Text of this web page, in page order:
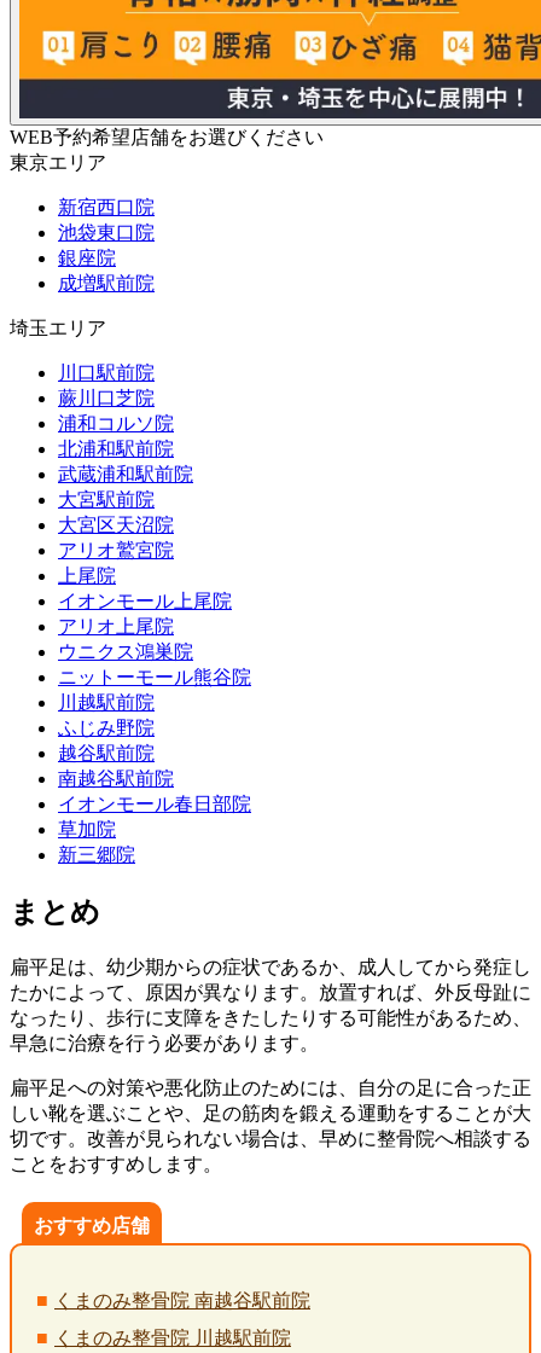
WEB予約希望店舗をお選びください
東京エリア
新宿西口院
池袋東口院
銀座院
成増駅前院
埼玉エリア
川口駅前院
蕨川口芝院
浦和コルソ院
北浦和駅前院
武蔵浦和駅前院
大宮駅前院
大宮区天沼院
アリオ鷲宮院
上尾院
イオンモール上尾院
アリオ上尾院
ウニクス鴻巣院
ニットーモール熊谷院
川越駅前院
ふじみ野院
越谷駅前院
南越谷駅前院
イオンモール春日部院
草加院
新三郷院
まとめ
扁平足は、幼少期からの症状であるか、成人してから発症し
たかによって、原因が異なります。放置すれば、外反母趾に
なったり、歩行に支障をきたしたりする可能性があるため、
早急に治療を行う必要があります。
扁平足への対策や悪化防止のためには、自分の足に合った正
しい靴を選ぶことや、足の筋肉を鍛える運動をすることが大
切です。改善が見られない場合は、早めに整骨院へ相談する
ことをおすすめします。
おすすめ店舗
くまのみ整骨院 南越谷駅前院
くまのみ整骨院 川越駅前院